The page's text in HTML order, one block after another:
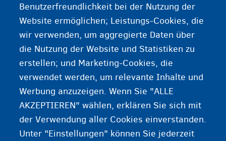
vorherigen oder folgenden
Infoseiten ergänzen:
Höhere Bildung
Arbeiten
VDAB/FOREM/Actiris
Benutzerfreundlichkeit bei der Nutzung der
Website ermöglichen; Leistungs-Cookies, die
wir verwenden, um aggregierte Daten über
die Nutzung der Website und Statistiken zu
erstellen; und Marketing-Cookies, die
verwendet werden, um relevante Inhalte und
Werbung anzuzeigen. Wenn Sie "ALLE
AKZEPTIEREN" wählen, erklären Sie sich mit
der Verwendung aller Cookies einverstanden.
Unter "Einstellungen" können Sie jederzeit